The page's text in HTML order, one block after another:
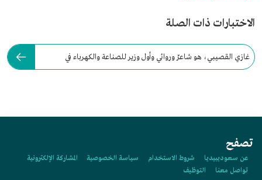
الاختبارات ذات الصلة
غازي القصيبي، هو شاعرٌ وروائي وأول وزير للصناعة والكهرباء في
تصفح
عن سعوديبيديا شروط الاستخدام سياسة الخصوصية
المشاركة الإلكترونية
تواصل معنا
التوظيف